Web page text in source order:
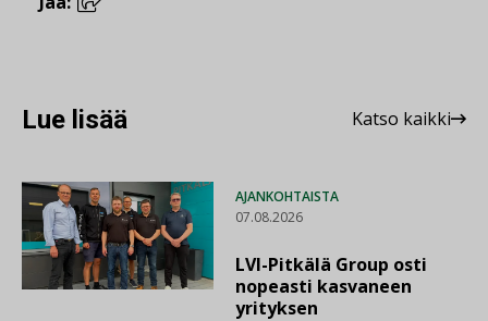
Lue lisää Katso kaikki
AJANKOHTAISTA
07.08.2026
LVI-Pitkälä Group osti
nopeasti kasvaneen
yrityksen